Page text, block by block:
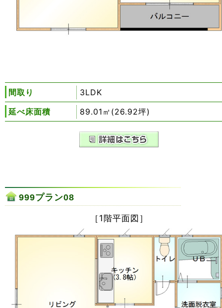
間取り
3LDK
延べ床面積
89.01㎡(26.92坪)
999プラン08
［1階平面図］